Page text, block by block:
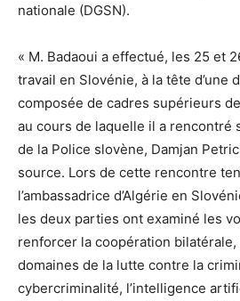
nationale (DGSN).
« M. Badaoui a effectué, les 25 et
travail en Slovénie, à la tête d’une
composée de cadres supérieurs
au cours de laquelle il a rencontré
de la Police slovène, Damjan
source. Lors de cette rencontre
l’ambassadrice d’Algérie en
les deux parties ont examiné les
renforcer la coopération
domaines de la lutte contre la
cybercriminalité, l’intelligence